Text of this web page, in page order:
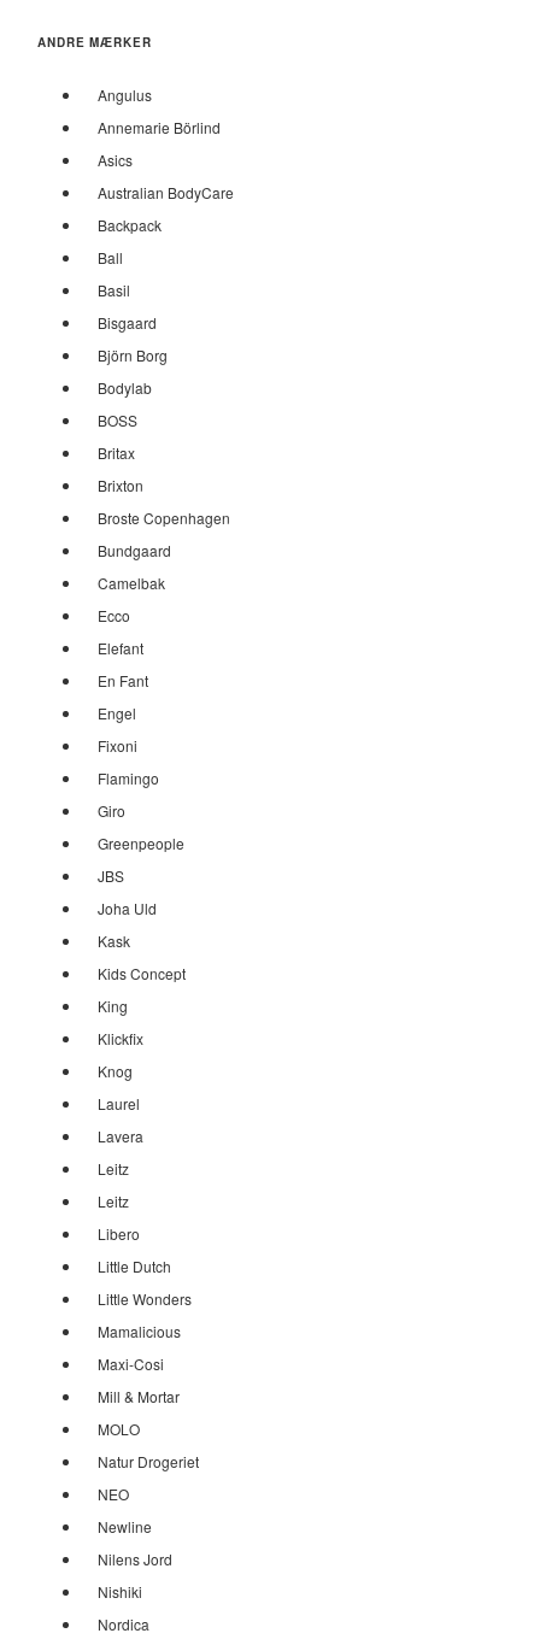
ANDRE MÆRKER
Angulus
Annemarie Börlind
Asics
Australian BodyCare
Backpack
Ball
Basil
Bisgaard
Björn Borg
Bodylab
BOSS
Britax
Brixton
Broste Copenhagen
Bundgaard
Camelbak
Ecco
Elefant
En Fant
Engel
Fixoni
Flamingo
Giro
Greenpeople
JBS
Joha Uld
Kask
Kids Concept
King
Klickfix
Knog
Laurel
Lavera
Leitz
Leitz
Libero
Little Dutch
Little Wonders
Mamalicious
Maxi-Cosi
Mill & Mortar
MOLO
Natur Drogeriet
NEO
Newline
Nilens Jord
Nishiki
Nordica